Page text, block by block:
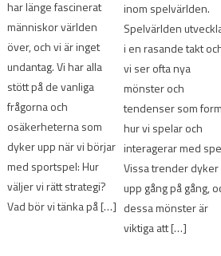
har länge fascinerat
människor världen
över, och vi är inget
undantag. Vi har alla
stött på de vanliga
frågorna och
osäkerheterna som
dyker upp när vi börjar
med sportspel: Hur
väljer vi rätt strategi?
Vad bör vi tänka på […]
inom spelvärlden.
Spelvärlden
i en rasande takt
vi ser ofta nya
mönster och
tendenser som
hur vi spelar och
interagerar med
Vissa trender dyker
upp gång på gång,
dessa mönster är
viktiga att […]